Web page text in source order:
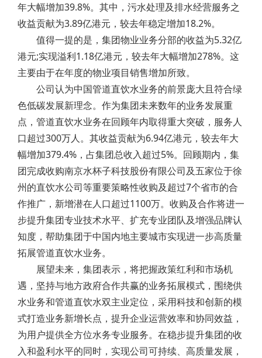
年大幅增加39.8%。其中，污水处理及排水经营服务之
收益贡献为3.89亿港元，较去年稳定增加18.2%。
值得一提的是，集团物业业务分部的收益为5.32亿
港元;实现溢利1.18亿港元，较去年大幅增加278%。这
主要由于在年度的物业项目销售增加所致。
公司认为中国管道直饮水业务的前景庞大且符合绿
色低碳发展新理念。作为集团未来数年的业务发展重
点，管道直饮水业务在回顾年内取得重大突破，服务人
口超过300万人。其收益贡献为6.94亿港元，较去年大
幅增加379.4%，占集团总收入超过5%。回顾期内，集
团完成收购南京水杯子科技股份有限公司及五家位于徐
州的直饮水公司等重要策略性收购及超过7个省市的合
作推广，新增潜在人口超过1100万。收购及合作将进一
步提升集团专业技术水平、扩充专业团队及增强品牌认
知度，帮助集团于中国内地主要城市实现进一步高质量
拓展管道直饮水业务。
展望未来，集团表示，将把握政策红利和市场机
遇，坚持与地方政府合作共赢的业务拓展模式，围绕供
水业务和管道直饮水双主业定位，采用科技和创新的模
式打造业务新增长点，提升企业运营效率和协同效益，
为用户提供全方位水务专业服务。在稳步提升集团的收
入和盈利水平的同时，实现公司可持续、高质量发展，